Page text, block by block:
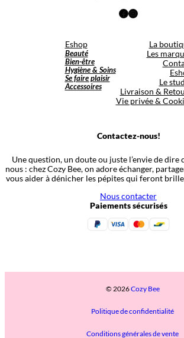
Facebook
Instagram
Eshop
Beauté
Bien-être
Hygiène & Soins
Se faire plaisir
Accessoires
La
Les
Le
Livraison &
Vie privée &
Contactez-nous!
Une question, un doute ou juste l’envie de dire
nous : chez Cozy Bee, on adore échanger,
vous aider à dénicher les pépites qui feront
Nous contacter
Paiements sécurisés
© 2026Cozy Bee
Politique de confidentialité
Conditions générales de vente